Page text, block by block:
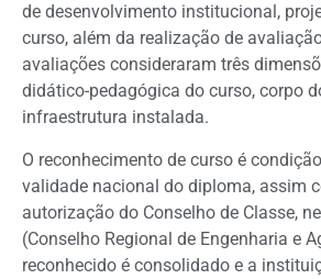
de desenvolvimento institucional,
curso, além da realização de
avaliações consideraram três
didático-pedagógica do curso, corpo
infraestrutura instalada.
O reconhecimento de curso é
validade nacional do diploma, assim
autorização do Conselho de Classe,
(Conselho Regional de Engenharia e
reconhecido é consolidado e a